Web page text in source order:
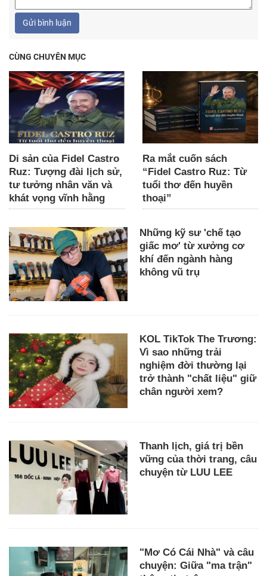
Gửi bình luận
CÙNG CHUYÊN MỤC
Di sản của Fidel Castro
Ruz: Tượng đài lịch sử,
tư tưởng nhân văn và
khát vọng vĩnh hằng
Ra mắt cuốn sách
“Fidel Castro Ruz: Từ
tuổi thơ đến huyền
thoại”
Những kỹ sư 'chế tạo
giấc mơ' từ xưởng cơ
khí đến ngành hàng
không vũ trụ
KOL TikTok The Trương:
Vì sao những trải
nghiệm đời thường lại
trở thành "chất liệu" giữ
chân người xem?
Thanh lịch, giá trị bền
vững của thời trang, câu
chuyện từ LUU LEE
"Mơ Có Cái Nhà" và câu
chuyện: Giữa "ma trận"